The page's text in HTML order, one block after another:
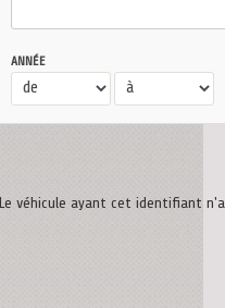
ANNÉE
Le véhicule ayant cet identifiant